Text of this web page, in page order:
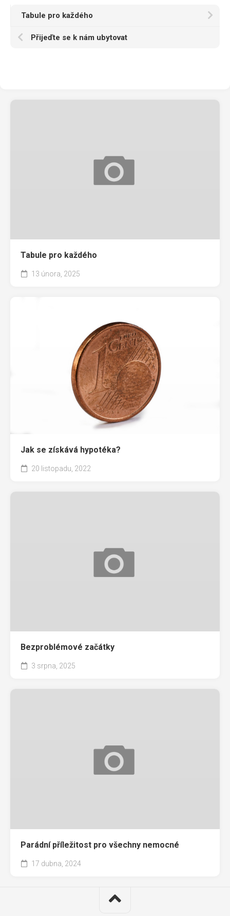
Tabule pro každého
Přijeďte se k nám ubytovat
Tabule pro každého
13 února, 2025
Jak se získává hypotéka?
20 listopadu, 2022
Bezproblémové začátky
3 srpna, 2025
Parádní příležitost pro všechny nemocné
17 dubna, 2024